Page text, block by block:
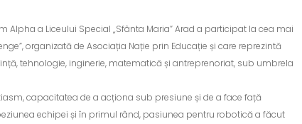
a Liceului Special „Sfânta Maria” Arad a participat la cea mai
organizată de Asociația Nație prin Educație și care reprezintă
tehnologie, inginerie, matematică și antreprenoriat, sub umbrela
capacitatea de a acționa sub presiune și de a face față
echipei și în primul rând, pasiunea pentru robotică a făcut